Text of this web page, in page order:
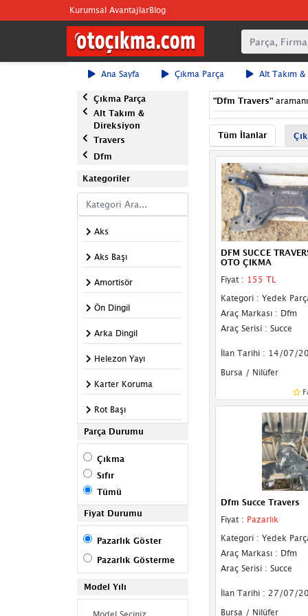
Kurumsal AvantajlarBlog
Ana Sayfa Çıkma Parça Alt Takım
Çıkma Parça
Alt Takım &
Direksiyon
Travers
Dfm
Kategoriler
Aks
Aks Başı
Amortisör
Ön Dingil
Arka Dingil
Helezon Yayı
Karter Koruma
Rot Başı
Salıncak
Taşıyıcı
Air & Havalı
Süspansiyon
Direksiyon Açı
Sensörü
Direksiyon Bakaliti
Parça Durumu
Çıkma
Sıfır
Tümü
Fiyat Durumu
Pazarlık Göster
Pazarlık Gösterme
Model Yılı
"Dfm Travers"
Tüm İlanlar
DFM SUCCE
OTO ÇIKMA
Fiyat : 155 TL
Kategori : Yedek
Araç Markası : Dfm
Araç Serisi : Succe
İlan Tarihi : 14/07/
Bursa / Nilüfer
Dfm Succe Travers
Fiyat : Pazarlık
Kategori : Yedek
Araç Markası : Dfm
Araç Serisi : Succe
İlan Tarihi : 27/07/
Bursa / Nilüfer